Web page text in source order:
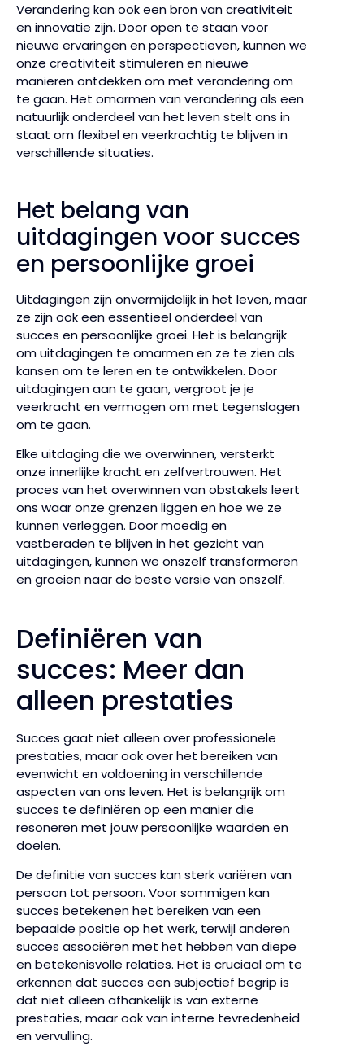
Verandering kan ook een bron van creativiteit
en innovatie zijn. Door open te staan voor
nieuwe ervaringen en perspectieven, kunnen we
onze creativiteit stimuleren en nieuwe
manieren ontdekken om met verandering om
te gaan. Het omarmen van verandering als een
natuurlijk onderdeel van het leven stelt ons in
staat om flexibel en veerkrachtig te blijven in
verschillende situaties.
Het belang van
uitdagingen voor succes
en persoonlijke groei
Uitdagingen zijn onvermijdelijk in het leven, maar
ze zijn ook een essentieel onderdeel van
succes en persoonlijke groei. Het is belangrijk
om uitdagingen te omarmen en ze te zien als
kansen om te leren en te ontwikkelen. Door
uitdagingen aan te gaan, vergroot je je
veerkracht en vermogen om met tegenslagen
om te gaan.
Elke uitdaging die we overwinnen, versterkt
onze innerlijke kracht en zelfvertrouwen. Het
proces van het overwinnen van obstakels leert
ons waar onze grenzen liggen en hoe we ze
kunnen verleggen. Door moedig en
vastberaden te blijven in het gezicht van
uitdagingen, kunnen we onszelf transformeren
en groeien naar de beste versie van onszelf.
Definiëren van
succes: Meer dan
alleen prestaties
Succes gaat niet alleen over professionele
prestaties, maar ook over het bereiken van
evenwicht en voldoening in verschillende
aspecten van ons leven. Het is belangrijk om
succes te definiëren op een manier die
resoneren met jouw persoonlijke waarden en
doelen.
De definitie van succes kan sterk variëren van
persoon tot persoon. Voor sommigen kan
succes betekenen het bereiken van een
bepaalde positie op het werk, terwijl anderen
succes associëren met het hebben van diepe
en betekenisvolle relaties. Het is cruciaal om te
erkennen dat succes een subjectief begrip is
dat niet alleen afhankelijk is van externe
prestaties, maar ook van interne tevredenheid
en vervulling.